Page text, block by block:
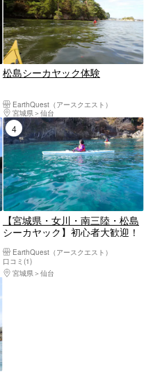
松島シーカヤック体験
EarthQuest（アースクエスト）
宮城県
仙台
4位
【宮城県・女川・南三陸・松島
シーカヤック】初心者大歓迎！
EarthQuest（アースクエスト）
口コミ(1)
宮城県
仙台